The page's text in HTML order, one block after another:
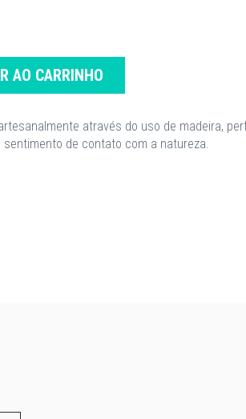
AO CARRINHO
através do uso de madeira,
de contato com a natureza.